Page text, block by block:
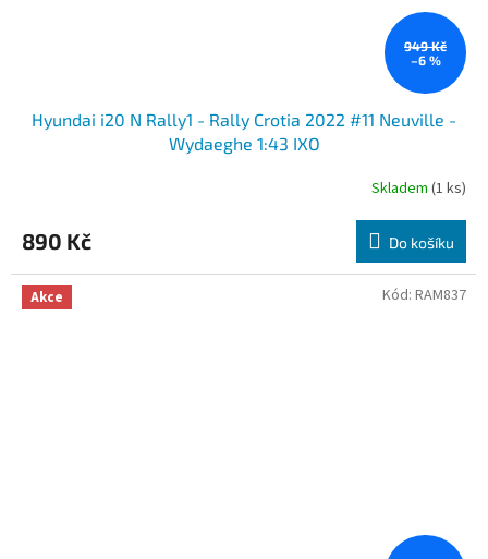
949 Kč
–6 %
Hyundai i20 N Rally1 - Rally Crotia 2022 #11 Neuville -
Wydaeghe 1:43 IXO
Skladem (1 ks)
890 Kč Do košíku
Akce Kód: RAM837